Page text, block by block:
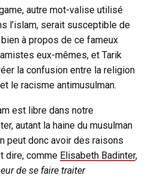
autre mot-valise utilisé
l’islam, serait susceptible de
bien à propos de ce fameux
eux-mêmes, et Tarik
la confusion entre la religion
le racisme antimusulman.
est libre dans notre
autant la haine du musulman
peut donc avoir des raisons
dire, comme Elisabeth Badinter,
de se faire traiter